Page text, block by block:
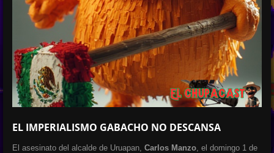
EL IMPERIALISMO GABACHO NO DESCANSA
El asesinato del alcalde de Uruapan, Carlos Manzo, el domingo 1 de